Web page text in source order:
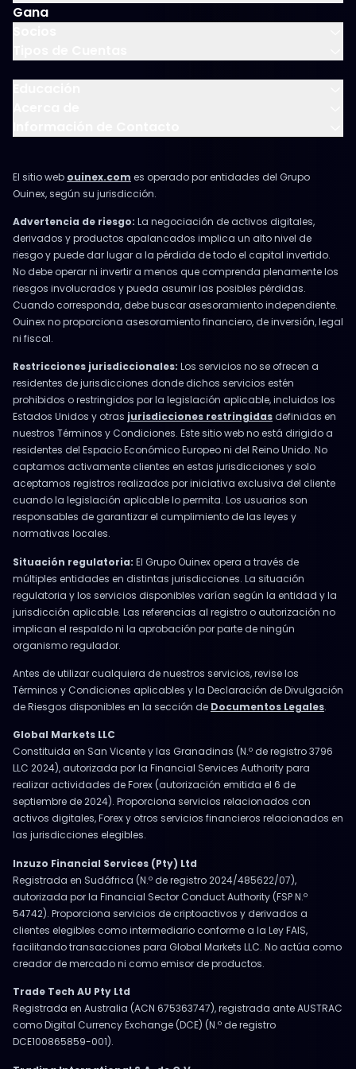
Gana
El sitio web ouinex.com es operado por entidades del Grupo
Ouinex, según su jurisdicción.
Advertencia de riesgo: La negociación de activos digitales,
derivados y productos apalancados implica un alto nivel de
riesgo y puede dar lugar a la pérdida de todo el capital invertido.
No debe operar ni invertir a menos que comprenda plenamente los
riesgos involucrados y pueda asumir las posibles pérdidas.
Cuando corresponda, debe buscar asesoramiento independiente.
Ouinex no proporciona asesoramiento financiero, de inversión, legal
ni fiscal.
Restricciones jurisdiccionales: Los servicios no se ofrecen a
residentes de jurisdicciones donde dichos servicios estén
prohibidos o restringidos por la legislación aplicable, incluidos los
Estados Unidos y otras jurisdicciones restringidas definidas en
nuestros Términos y Condiciones. Este sitio web no está dirigido a
residentes del Espacio Económico Europeo ni del Reino Unido. No
captamos activamente clientes en estas jurisdicciones y solo
aceptamos registros realizados por iniciativa exclusiva del cliente
cuando la legislación aplicable lo permita. Los usuarios son
responsables de garantizar el cumplimiento de las leyes y
normativas locales.
Situación regulatoria: El Grupo Ouinex opera a través de
múltiples entidades en distintas jurisdicciones. La situación
regulatoria y los servicios disponibles varían según la entidad y la
jurisdicción aplicable. Las referencias al registro o autorización no
implican el respaldo ni la aprobación por parte de ningún
organismo regulador.
Antes de utilizar cualquiera de nuestros servicios, revise los
Términos y Condiciones aplicables y la Declaración de Divulgación
de Riesgos disponibles en la sección de Documentos Legales.
Global Markets LLC
Constituida en San Vicente y las Granadinas (N.º de registro 3796
LLC 2024), autorizada por la Financial Services Authority para
realizar actividades de Forex (autorización emitida el 6 de
septiembre de 2024). Proporciona servicios relacionados con
activos digitales, Forex y otros servicios financieros relacionados en
las jurisdicciones elegibles.
Inzuzo Financial Services (Pty) Ltd
Registrada en Sudáfrica (N.º de registro 2024/485622/07),
autorizada por la Financial Sector Conduct Authority (FSP N.º
54742). Proporciona servicios de criptoactivos y derivados a
clientes elegibles como intermediario conforme a la Ley FAIS,
facilitando transacciones para Global Markets LLC. No actúa como
creador de mercado ni como emisor de productos.
Trade Tech AU Pty Ltd
Registrada en Australia (ACN 675363747), registrada ante AUSTRAC
como Digital Currency Exchange (DCE) (N.º de registro
DCE100865859-001).